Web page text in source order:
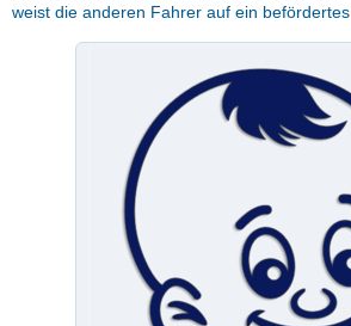
weist die anderen Fahrer auf ein befördertes